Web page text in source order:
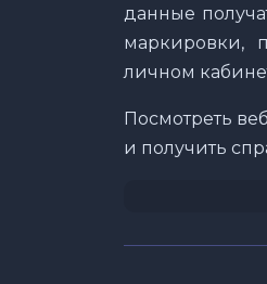
данные
маркировки,
личном
Посмотреть
и получить